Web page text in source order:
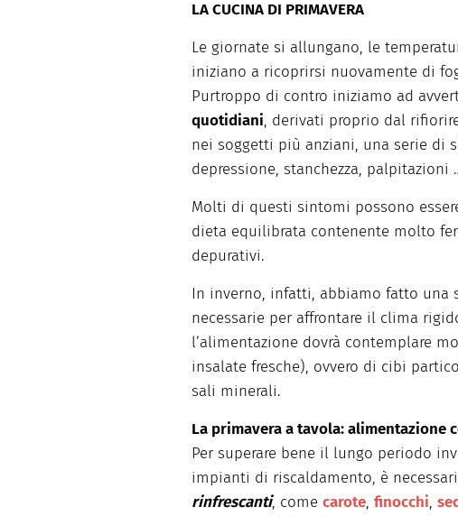
LA CUCINA DI PRIMAVERA
Le giornate si allungano, le
iniziano a ricoprirsi nuovamente di
Purtroppo di contro iniziamo ad
quotidiani, derivati proprio dal
nei soggetti più anziani, una serie di
depressione, stanchezza, palpitazioni
Molti di questi sintomi possono
dieta equilibrata contenente molto
depurativi.
In inverno, infatti, abbiamo fatto una
necessarie per affrontare il clima
l’alimentazione dovrà contemplare
insalate fresche), ovvero di cibi
sali minerali.
La primavera a tavola: alimentazione
Per superare bene il lungo periodo
impianti di riscaldamento, è
rinfrescanti, come carote, finocchi,